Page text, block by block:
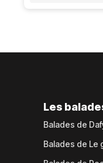
Les
Balades de
Balades de Le